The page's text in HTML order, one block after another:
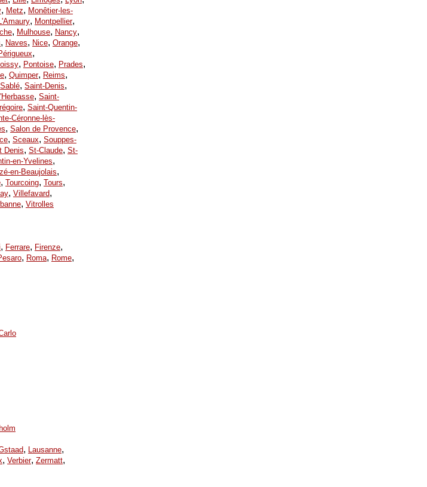
, Metz, Monêtier-les-
, Montpellier,
, Mulhouse, Nancy,
, Naves, Nice, Orange,
,
, Pontoise, Prades,
, Quimper, Reims,
Sablé, Saint-Denis,
, Saint-
, Saint-Quentin-
Céronne-lès-
, Salon de Provence,
, Sceaux, Souppes-
Denis, St-Claude, St-
en-Yvelines,
en-Beaujolais,
, Tourcoing, Tours,
, Villefavard,
, Vitrolles
, Ferrare, Firenze,
, Roma, Rome,
, Lausanne,
, Verbier, Zermatt,